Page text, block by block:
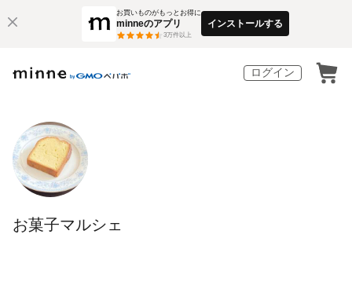
お買いものがもっとお得に
minneのアプリ
3万件以上
インストールする
ログイン
お菓子マルシェ